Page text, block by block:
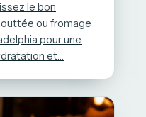
le bon
ou fromage
pour une
et…